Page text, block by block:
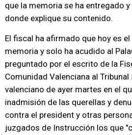
que la memoria se ha entregado
donde explique su contenido.
El fiscal ha afirmado que hoy es
memoria y solo ha acudido al
preguntado por el escrito de la
Comunidad Valenciana al
valenciano de ayer martes en el
inadmisión de las querellas y
contra el president y otras
juzgados de Instrucción los que